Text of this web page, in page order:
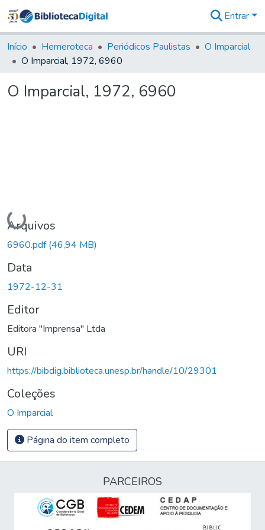
&
Coleções
Tudo na
Digital
Entrar
Início Hemeroteca Periódicos Paulistas
O Imparcial
O Imparcial, 1972, 6960
O Imparcial, 1972, 6960
Carregando...
Arquivos
6960.pdf(46,94 MB)
Data
1972-12-31
Editor
Editora "Imprensa" Ltda
URI
https://bibdig.biblioteca.unesp.br/handle/10/29301
Coleções
O Imparcial
Página do item completo
PARCEIROS